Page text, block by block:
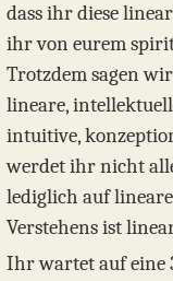
dass ihr diese
ihr von eurem
Trotzdem sagen
lineare,
intuitive,
werdet ihr nicht
lediglich auf
Verstehens ist
Ihr wartet auf eine